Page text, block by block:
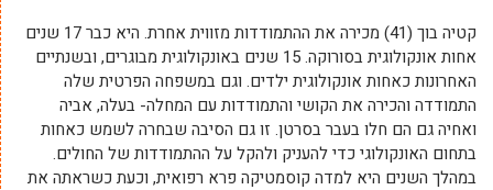
קטיה בוך (41) מכירה את ההתמודדות מזווית אחרת. היא כבר 17 שנים
אחות אונקולוגית בסורוקה. 15 שנים באונקולוגית מבוגרים, ובשנתיים
האחרונות כאחות אונקולוגית ילדים. וגם במשפחה הפרטית שלה
התמודדה והכירה את הקושי והתמודדות עם המחלה- בעלה, אביה
ואחיה גם הם חלו בעבר בסרטן. זו גם הסיבה שבחרה לשמש כאחות
בתחום האונקולוגי כדי להעניק ולהקל על ההתמודדות של החולים.
במהלך השנים היא למדה קוסמטיקה פרא רפואית, וכעת כשראתה את